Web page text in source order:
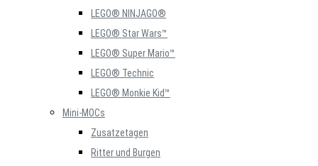
LEGO® NINJAGO®
LEGO® Star Wars™
LEGO® Super Mario™
LEGO® Technic
LEGO® Monkie Kid™
Mini-MOCs
Zusatzetagen
Ritter und Burgen